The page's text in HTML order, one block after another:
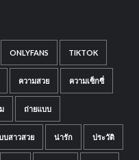
ONLYFANS TIKTOK
ความสวย ความเซ็กซี่
ถ่ายแบบ
บสาวสวย น่ารัก ประวัติ